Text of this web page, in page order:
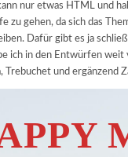
nur etwas HTML und
zu gehen, da sich das
Dafür gibt es ja
ich in den Entwürfen
Trebuchet und ergänzend